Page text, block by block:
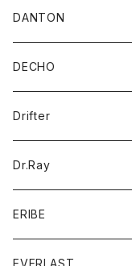
Tシャツ
パーカー
ブラウス
ウォレット
カードケース
バッグ
DANTON
アウター
コート
ジャケット
アクセサリー
バッグ
キッズ
シャツ
Tシャツ
グッズ
帽子
トップス
DECHO
帽子
Drifter
Dr.Ray
ERIBE
ニット
EVERLAST